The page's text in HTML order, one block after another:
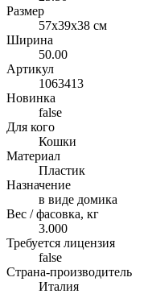
Размер
57x39x38 см
Ширина
50.00
Артикул
1063413
Новинка
false
Для кого
Кошки
Материал
Пластик
Назначение
в виде домика
Вес / фасовка, кг
3.000
Требуется лицензия
false
Страна-производитель
Италия